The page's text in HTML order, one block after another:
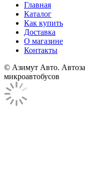
Главная
Каталог
Как купить
Доставка
О магазине
Контакты
© Азимут Авто.
микроавтобусов